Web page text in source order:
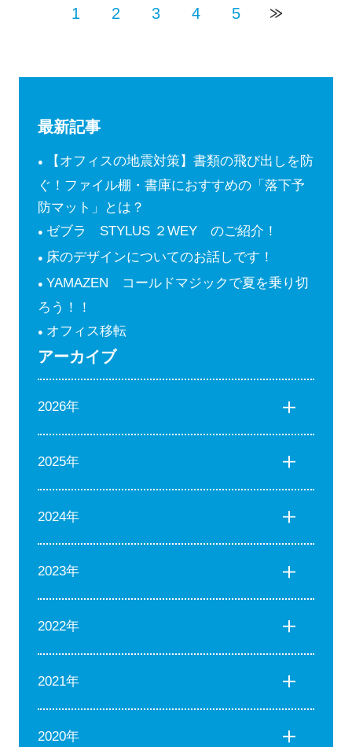
1 2 3 4 5
最新記事
【オフィスの地震対策】書類の飛び出しを防
ぐ！ファイル棚・書庫におすすめの「落下予
防マット」とは？
ゼブラ STYLUS ２WEY のご紹介！
床のデザインについてのお話しです！
YAMAZEN コールドマジックで夏を乗り切
ろう！！
オフィス移転
アーカイブ
2026年
2025年
2024年
2023年
2022年
2021年
2020年